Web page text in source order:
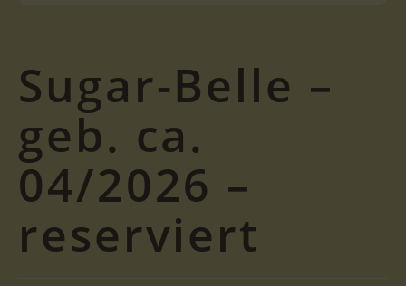
Sugar-Belle –
geb. ca.
04/2026 –
reserviert